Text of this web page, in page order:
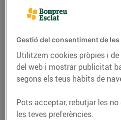
Gestió del consentiment de les
Utilitzem cookies pròpies i de
del web i mostrar publicitat
segons els teus hàbits de
Pots acceptar, rebutjar les
les teves preferències.